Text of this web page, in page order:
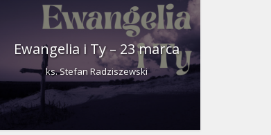
Ewangelia i Ty – 23 marca
ks. Stefan Radziszewski